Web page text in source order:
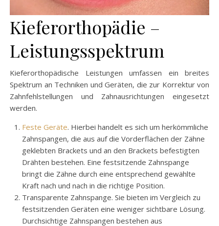
Kieferorthopädie –
Leistungsspektrum
Kieferorthopädische Leistungen umfassen ein breites
Spektrum an Techniken und Geräten, die zur Korrektur von
Zahnfehlstellungen und Zahnausrichtungen eingesetzt
werden.
Feste Geräte. Hierbei handelt es sich um herkömmliche
Zahnspangen, die aus auf die Vorderflächen der Zähne
geklebten Brackets und an den Brackets befestigten
Drähten bestehen. Eine festsitzende Zahnspange
bringt die Zähne durch eine entsprechend gewählte
Kraft nach und nach in die richtige Position.
Transparente Zahnspange. Sie bieten im Vergleich zu
festsitzenden Geräten eine weniger sichtbare Lösung.
Durchsichtige Zahnspangen bestehen aus